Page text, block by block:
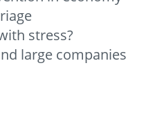
stress?
large companies